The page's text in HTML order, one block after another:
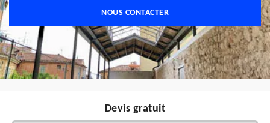
NOUS CONTACTER
Devis gratuit